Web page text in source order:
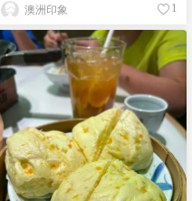
澳洲印象 1